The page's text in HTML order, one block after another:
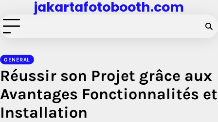
to
content
jakartafotobooth.com
GENERAL
Réussir son Projet grâce aux
Avantages Fonctionnalités et
Installation